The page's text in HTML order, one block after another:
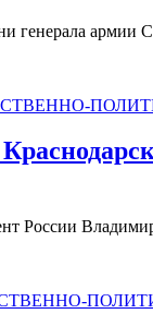
генерала
России